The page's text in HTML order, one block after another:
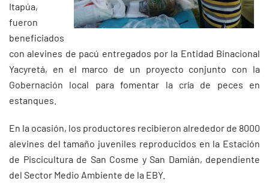
Itapúa,
fueron
beneficiados
con alevines de pacú entregados por la Entidad Binacional
Yacyretá, en el marco de un proyecto conjunto con la
Gobernación local para fomentar la cría de peces en
estanques.
En la ocasión, los productores recibieron alrededor de 8000
alevines del tamaño juveniles reproducidos en la Estación
de Piscicultura de San Cosme y San Damián, dependiente
del Sector Medio Ambiente de la EBY.